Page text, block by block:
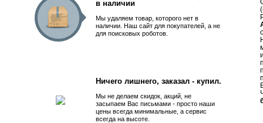
в наличии
Мы удаляем товар, которого нет в
наличии. Наш сайт для покупателей, а не
для поисковых роботов.
Ничего лишнего, заказал - купил.
Мы не делаем скидок, акций, не
засыпаем Вас письмами - просто наши
цены всегда минимальные, а сервис
всегда на высоте.